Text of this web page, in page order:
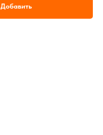
Добавить